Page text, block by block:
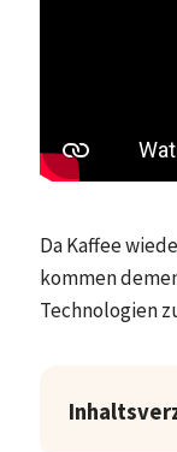
Da Kaffee
kommen
Technologien